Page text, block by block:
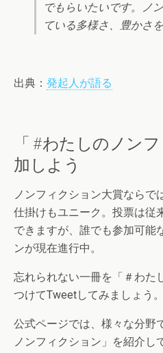
でもらいたいです。ノ
ている多様さ、豊かさ
出典： 発起人が語る
「 #わたしのノン
加しよう
ノンフィクション大賞ならで
仕掛けもユニーク。投票は従
できますが、誰でも参加可能
ンが現在進行中。
忘れられない一冊を「＃わた
つけてTweetしてみましょう。
公式ページでは、様々な分野
ノンフィクション」を紹介し